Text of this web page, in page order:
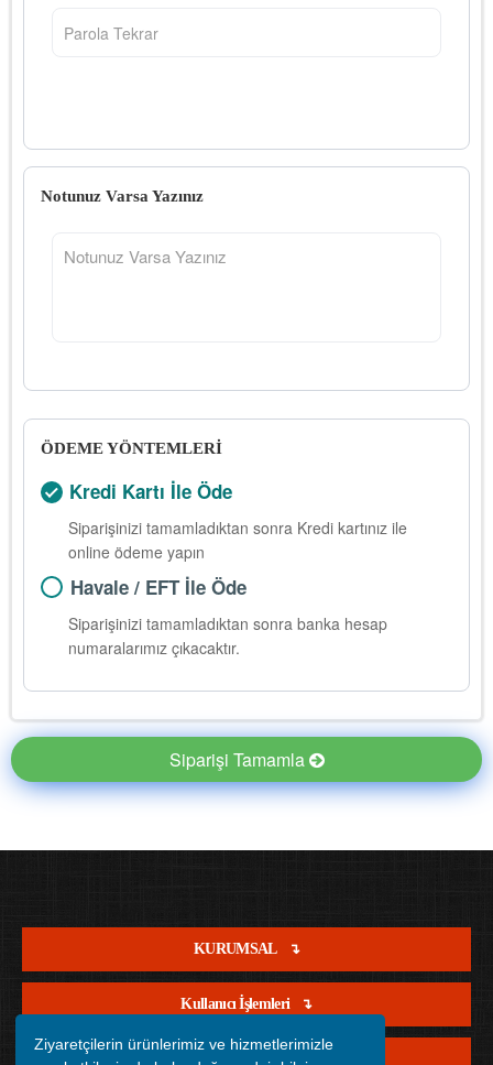
Ziyaretçilerin ürünlerimiz ve hizmetlerimizle
Notunuz Varsa Yazınız
ÖDEME YÖNTEMLERİ
Kredi Kartı İle Öde
Siparişinizi tamamladıktan sonra Kredi kartınız ile
online ödeme yapın
Havale / EFT İle Öde
Siparişinizi tamamladıktan sonra banka hesap
numaralarımız çıkacaktır.
Siparişi Tamamla
KURUMSAL
Kullanıcı İşlemleri
Satış İşlemleri